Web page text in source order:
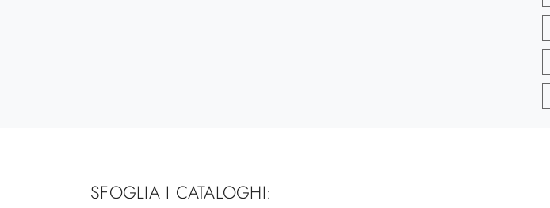
SFOGLIA I CATALOGHI: